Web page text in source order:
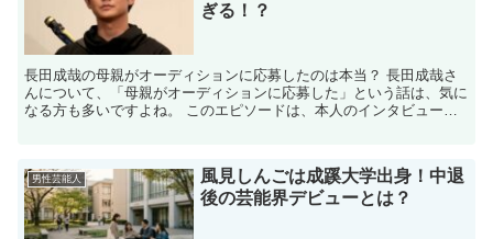
ぎる！？
長田成哉の母親がオーディションに応募したのは本当？ 長田成哉さ
んについて、「母親がオーディションに応募した」という話は、気に
なる方も多いですよね。 このエピソードは、本人のインタビューで
男性芸能人
風見しんごは成蹊大学出身！中退
後の芸能界デビューとは？